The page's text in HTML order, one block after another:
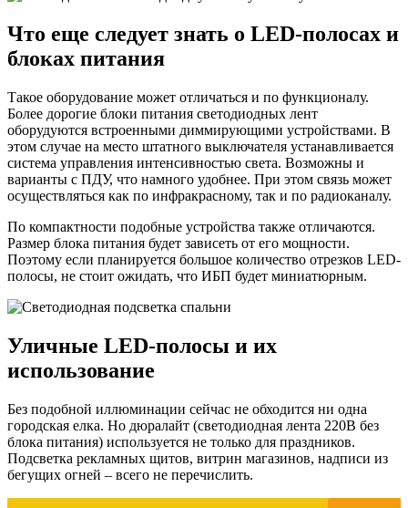
Что еще следует знать о LED-полосах и
блоках питания
Такое оборудование может отличаться и по функционалу.
Более дорогие блоки питания светодиодных лент
оборудуются встроенными диммирующими устройствами. В
этом случае на место штатного выключателя устанавливается
система управления интенсивностью света. Возможны и
варианты с ПДУ, что намного удобнее. При этом связь может
осуществляться как по инфракрасному, так и по радиоканалу.
По компактности подобные устройства также отличаются.
Размер блока питания будет зависеть от его мощности.
Поэтому если планируется большое количество отрезков LED-
полосы, не стоит ожидать, что ИБП будет миниатюрным.
Уличные LED-полосы и их
использование
Без подобной иллюминации сейчас не обходится ни одна
городская елка. Но дюралайт (светодиодная лента 220В без
блока питания) используется не только для праздников.
Подсветка рекламных щитов, витрин магазинов, надписи из
бегущих огней – всего не перечислить.